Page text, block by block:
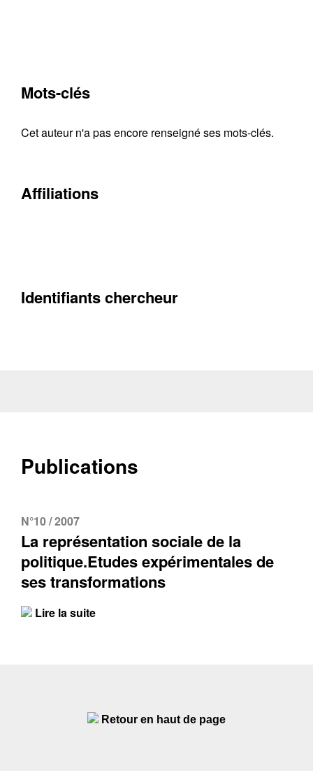
Mots-clés
Cet auteur n'a pas encore renseigné ses mots-clés.
Affiliations
Identifiants chercheur
Publications
N°10 / 2007
La représentation sociale de la
politique.Etudes expérimentales de
ses transformations
Lire la suite
Contacter
Retour en haut de page